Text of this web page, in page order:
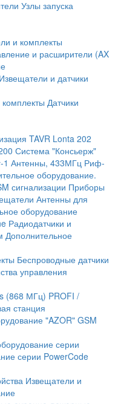
Узлы запуска
и комплекты
и расширители (AX
Извещатели и датчики
Датчики
TAVR Lonta 202
Система "Консьерж"
Антенны, 433МГц Риф-
оборудование.
сигнализации Приборы
Антенны для
оборудование
Радиодатчики и
Дополнительное
Беспроводные датчики
управления
(868 МГц) PROFI /
станция
"AZOR" GSM
серии
серии PowerCode
Извещатели и